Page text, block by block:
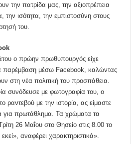
την πατρίδα μας, την αξιοπρέπεια
την ισότητα, την εμπιστοσύνη στους
του.
ο πρώην πρωθυπουργός είχε
παρέμβαση μέσω Facebook, καλώντας
στη νέα πολιτική του προσπάθεια.
συνόδευσε με φωτογραφία του, ο
ραντεβού με την ιστορία, ας είμαστε
για πρωτάθλημα. Τα χρώματα τα
26 Μαΐου στο Θησείο στις 8.00 το
αναφέρει χαρακτηριστικά».